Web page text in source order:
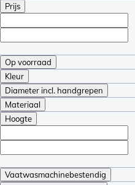
Prijs
Op voorraad
Kleur
Diameter incl. handgrepen
Materiaal
Hoogte
Vaatwasmachinebestendig